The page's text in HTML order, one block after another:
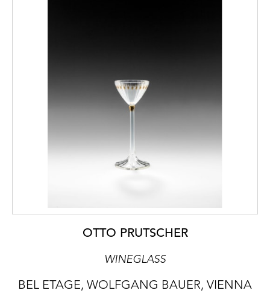
OTTO PRUTSCHER
WINEGLASS
BEL ETAGE, WOLFGANG BAUER, VIENNA